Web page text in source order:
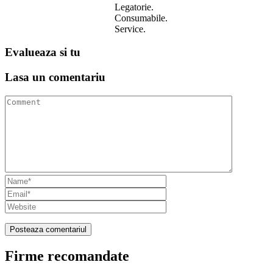
Legatorie.
Consumabile.
Service.
Evalueaza si tu
Lasa un comentariu
Firme recomandate